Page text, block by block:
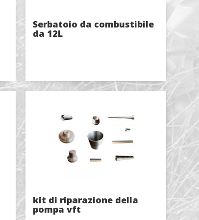
Serbatoio da combustibile
da 12L
kit di riparazione della
pompa vft